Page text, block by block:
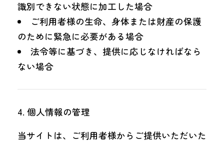
識別できない状態に加工した場合
ご利用者様の生命、身体または財産の保護
のために緊急に必要がある場合
法令等に基づき、提供に応じなければなら
ない場合
個人情報の管理
当サイトは、ご利用者様からご提供いただいた